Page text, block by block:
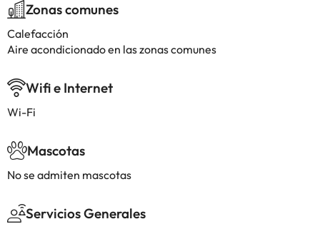
Zonas comunes
Calefacción
Aire acondicionado en las zonas comunes
Wifi e Internet
Wi-Fi
Mascotas
No se admiten mascotas
Servicios Generales